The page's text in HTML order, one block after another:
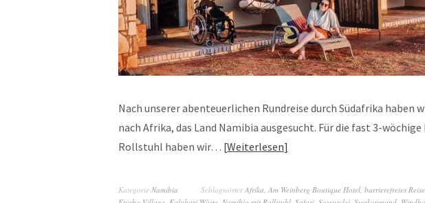
Nach unserer abenteuerlichen Rundreise durch Südafrika haben
nach Afrika, das Land Namibia ausgesucht. Für die fast 3-
Rollstuhl haben wir… Weiterlesen
Kategorie Namibia SchlagwörterAfrika, Am Weinberg Boutique Hotel, barrierefreies